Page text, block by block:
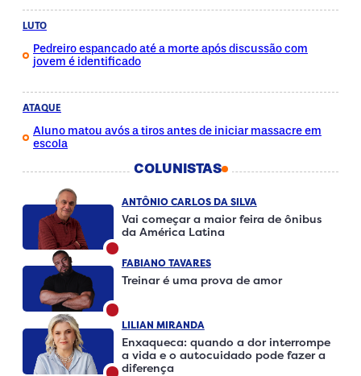
LUTO
Pedreiro espancado até a morte após discussão com
jovem é identificado
ATAQUE
Aluno matou avós a tiros antes de iniciar massacre em
escola
COLUNISTAS
ANTÔNIO CARLOS DA SILVA
Vai começar a maior feira de ônibus
da América Latina
FABIANO TAVARES
Treinar é uma prova de amor
LILIAN MIRANDA
Enxaqueca: quando a dor interrompe
a vida e o autocuidado pode fazer a
diferença